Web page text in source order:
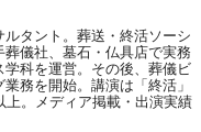
タント。葬送・終活ソーシ
儀社、墓石・仏具店で実務
科を運営。その後、葬儀ビ
務を開始。講演は「終活」
上。メディア掲載・出演実績